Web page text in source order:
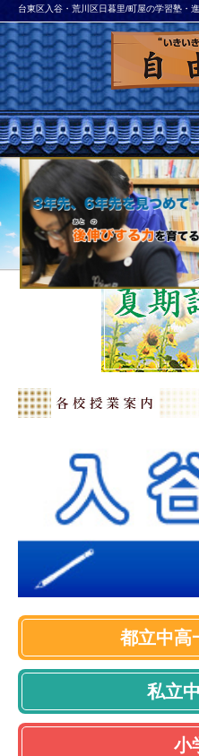
台東区入谷・荒川区日暮里/町屋の学習塾・
都立中高
私立
小